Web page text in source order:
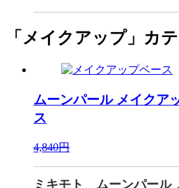
「メイクアップ」カ
ムーンパール メイクア
ス
4,840円
ミキモト ムーンパール